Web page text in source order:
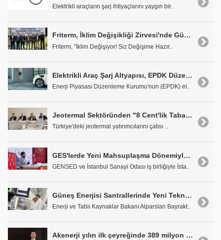
Elektrikli araçların şarj ihtiyaçlarını yaygın bir..
Friterm, İklim Değişikliği Zirvesi'nde Gümüş Sponsor Olarak Yer Aldı
Friterm, "İklim Değişiyor! Siz Değişime Hazır..
Elektrikli Araç Şarj Altyapısı, EPDK Düzenlemesiyle Konutlara Taşınıyor
Enerji Piyasası Düzenleme Kurumu'nun (EPDK) el..
Jeotermal Sektöründen "8 Cent'lik Taban Fiyat" Talebi
Türkiye'deki jeotermal yatırımcılarını çatısı ..
GES'lerde Yeni Mahsuplaşma Dönemiyle Birlikte Üretim-Tüketim Dengesi Yeniden Şekilleniyor
GENSED ve İstanbul Sanayi Odası iş birliğiyle İsta..
Güneş Enerjisi Santrallerinde Yeni Teknoloji
Enerji ve Tabii Kaynaklar Bakanı Alparslan Bayrakt..
Akenerji yılın ilk çeyreğinde 389 milyon TL net kar açıkladı